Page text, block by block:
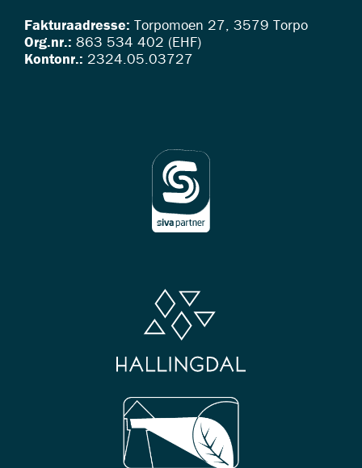
Fakturaadresse: Torpomoen 27, 3579 Torpo
Org.nr.: 863 534 402 (EHF)
Kontonr.: 2324.05.03727